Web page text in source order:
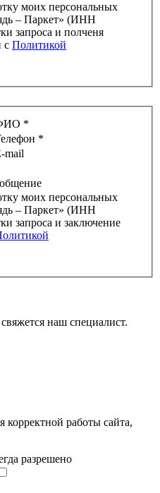
моих персональных
– Паркет» (ИНН
с Политикой
*
*
mail
моих персональных
– Паркет» (ИНН
наш специалист.
работы сайта,
разрешено